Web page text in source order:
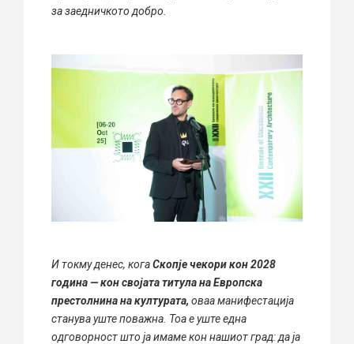
за заедничкото добро.
И токму денес, когаСкопје чекори кон 2028
година — кон својата титула на Европска
престолнина на културата, оваа манифестација
станува уште поважна. Тоа е уште една
одговорност што ја имаме кон нашиот град:да ја